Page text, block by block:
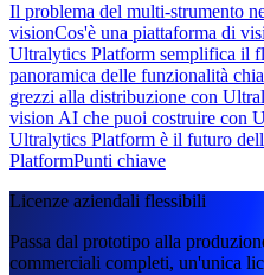
Il problema del multi-strumento
visionCos'è una piattaforma di
Ultralytics Platform semplifica il
panoramica delle funzionalità
grezzi alla distribuzione con
vision AI che puoi costruire con
Ultralytics Platform è il futuro
PlatformPunti chiave
Licenze aziendali flessibili
Passa dal prototipo alla
commerciali completi, un'unica